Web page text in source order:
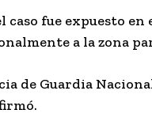
fue expuesto en
a la zona
de Guardia